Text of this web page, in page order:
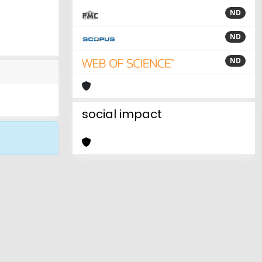
ND
ND
ND
social impact